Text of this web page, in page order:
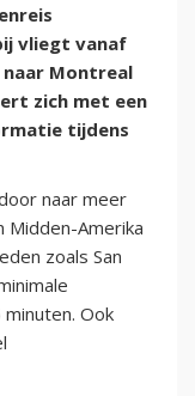
vliegt vanaf
naar Montreal
zich met een
tijdens
naar meer
Midden-Amerika
zoals San
Ook